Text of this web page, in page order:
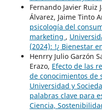
Fernando Javier Ruiz
Álvarez, Jaime Tinto
psicología del
marketing ,
(2024): !¿ Bienestar
Henrry Julio Garzón
Erazo, Efecto de las
de conocimientos de
Universidad y
palabras clave para
Ciencia,